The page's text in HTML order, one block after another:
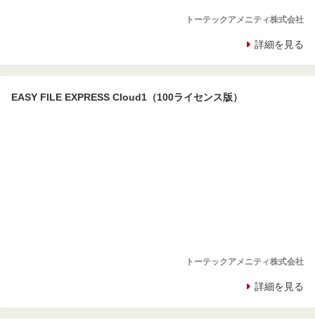
トーテックアメニティ株式会社
詳細を見る
EASY FILE EXPRESS Cloud1（100ライセンス版）
トーテックアメニティ株式会社
詳細を見る